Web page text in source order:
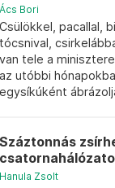
Ács Bori
Csülökkel, pacallal,
tócsnival,
van tele a
az utóbbi
egysíkúként
Száztonnás
Hanula Zsolt